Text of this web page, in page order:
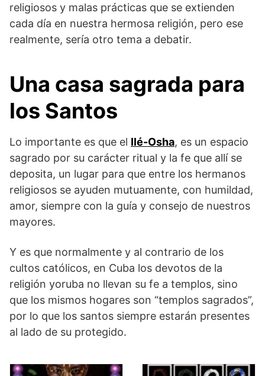
religiosos y malas prácticas que se extienden
cada día en nuestra hermosa religión, pero ese
realmente, sería otro tema a debatir.
Una casa sagrada para
los Santos
Lo importante es que el Ilé-Osha, es un espacio
sagrado por su carácter ritual y la fe que allí se
deposita, un lugar para que entre los hermanos
religiosos se ayuden mutuamente, con humildad,
amor, siempre con la guía y consejo de nuestros
mayores.
Y es que normalmente y al contrario de los
cultos católicos, en Cuba los devotos de la
religión yoruba no llevan su fe a templos, sino
que los mismos hogares son “templos sagrados”,
por lo que los santos siempre estarán presentes
al lado de su protegido.